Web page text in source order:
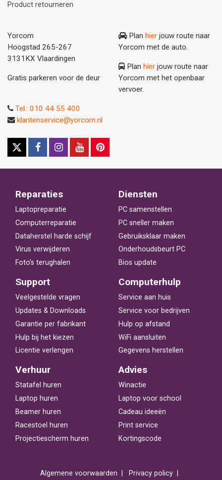
Product retourneren
Yorcom
Hoogstad 265-267
3131KX Vlaardingen
Gratis parkeren voor de deur
Plan hier jouw route naar
Yorcom met de auto.
Plan hier jouw route naar
Yorcom met het openbaar
vervoer.
Tel.: 010 44 55 400
klantenservice@yorcom.nl
Reparaties
Laptopreparatie
Computerreparatie
Dataherstel harde schijf
Virus verwijderen
Foto's terughalen
Diensten
PC samenstellen
PC sneller maken
Gebruiksklaar maken
Onderhoudsbeurt PC
Bios update
Support
Veelgestelde vragen
Updates & Downloads
Garantie per fabrikant
Hulp bij het kiezen
Licentie verlengen
Computerhulp
Service aan huis
Service voor bedrijven
Hulp op afstand
WiFi aansluiten
Gegevens herstellen
Verhuur
Statafel huren
Laptop huren
Beamer huren
Racestoel huren
Projectiescherm huren
Advies
Winactie
Laptop voor school
Cadeau ideeën
Print service
Kortingscode
Algemene voorwaarden
Privacy policy